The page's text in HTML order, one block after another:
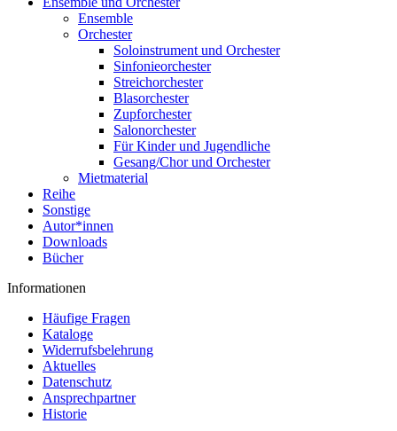
Ensemble
Orchester
Soloinstrument und Orchester
Sinfonieorchester
Streichorchester
Blasorchester
Zupforchester
Salonorchester
Für Kinder und Jugendliche
Gesang/Chor und Orchester
Mietmaterial
Reihe
Sonstige
Autor*innen
Downloads
Bücher
Informationen
Häufige Fragen
Kataloge
Widerrufsbelehrung
Aktuelles
Datenschutz
Ansprechpartner
Historie